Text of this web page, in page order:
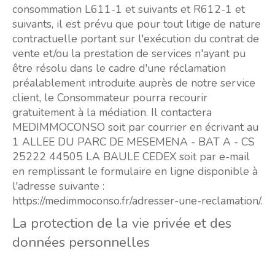
consommation L611-1 et suivants et R612-1 et
suivants, il est prévu que pour tout litige de nature
contractuelle portant sur l'exécution du contrat de
vente et/ou la prestation de services n'ayant pu
être résolu dans le cadre d'une réclamation
préalablement introduite auprès de notre service
client, le Consommateur pourra recourir
gratuitement à la médiation. Il contactera
MEDIMMOCONSO soit par courrier en écrivant au
1 ALLEE DU PARC DE MESEMENA - BAT A - CS
25222 44505 LA BAULE CEDEX soit par e-mail
en remplissant le formulaire en ligne disponible à
l'adresse suivante :
https://medimmoconso.fr/adresser-une-reclamation/.
La protection de la vie privée et des
données personnelles